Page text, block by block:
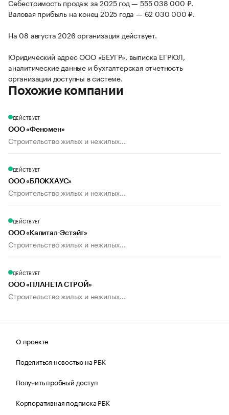
Себестоимость продаж за 2025 год — 555 038 000 ₽.
Валовая прибыль на конец 2025 года — 62 030 000 ₽.
На 08 августа 2026 организация действует.
Юридический адрес ООО «БЕУГР», выписка ЕГРЮЛ,
аналитические данные и бухгалтерская отчетность
организации доступны в системе.
Похожие компании
ДЕЙСТВУЕТ
ООО «Феномен»
Строительство жилых и нежилых...
ДЕЙСТВУЕТ
ООО «БЛОКХАУС»
Строительство жилых и нежилых...
ДЕЙСТВУЕТ
ООО «Капитал-Эстэйт»
Строительство жилых и нежилых...
ДЕЙСТВУЕТ
ООО «ПЛАНЕТА СТРОЙ»
Строительство жилых и нежилых...
О проекте
Поделиться новостью на РБК
Получить пробный доступ
Корпоративная подписка РБК